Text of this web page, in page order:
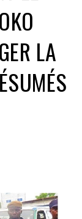
LA